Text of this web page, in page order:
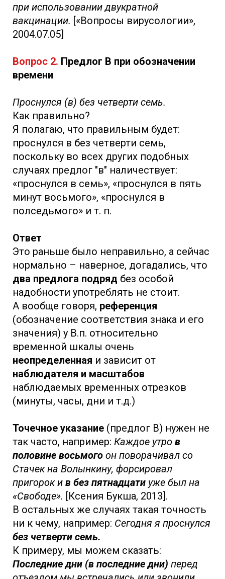
при использовании двукратной
вакцинации. [«Вопросы вирусологии»,
2004.07.05]
Вопрос 2. Предлог В при обозначении
времени
Проснулся (в) без четверти семь.
Как правильно?
Я полагаю, что правильным будет:
проснулся в без четверти семь,
поскольку во всех других подобных
случаях предлог "в" наличествует:
«проснулся в семь», «проснулся в пять
минут восьмого», «проснулся в
полседьмого» и т. п.
Ответ
Это раньше было неправильно, а сейчас
нормально – наверное, догадались, что
два предлога подряд без особой
надобности употреблять не стоит.
А вообще говоря, референция
(обозначение соответствия знака и его
значения) у В.п. относительно
временной шкалы очень
неопределенная и зависит от
наблюдателя и масштабов
наблюдаемых временных отрезков
(минуты, часы, дни и т.д.)
Точечное указание (предлог В) нужен не
так часто, например: Каждое утро в
половине восьмого он поворачивал со
Стачек на Волынкину, форсировал
пригорок и в без пятнадцати уже был на
«Свободе». [Ксения Букша, 2013].
В остальных же случаях такая точность
ни к чему, например: Сегодня я проснулся
без четверти семь.
К примеру, мы можем сказать:
Последние дни (в последние дни) перед